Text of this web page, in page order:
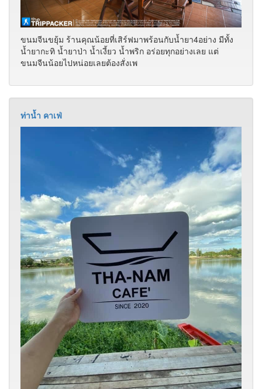
ขนมจีนขยุ้ม ร้านคุณน้อยที่เสิร์ฟมาพร้อนกับน้ำยา4อย่าง มีทั้ง
น้ำยากะทิ น้ำยาป่า น้ำเงี้ยว น้ำพริก อร่อยทุกอย่างเลย แต่
ขนมจีนน้อยไปหน่อยเลยต้องสั่งเพ
ท่าน้ำ คาเฟ่